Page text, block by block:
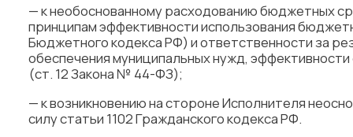
— к необоснованному расходованию бюджетных
принципам эффективности использования
Бюджетного кодекса РФ) и ответственности за
обеспечения муниципальных нужд,
(ст. 12 Закона № 44-ФЗ);
— к возникновению на стороне Исполнителя
силу статьи 1102 Гражданского кодекса РФ.